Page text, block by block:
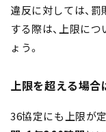
違反に対しては、
する際は、上限に
ょう。
上限を超える場
36協定にも上限が